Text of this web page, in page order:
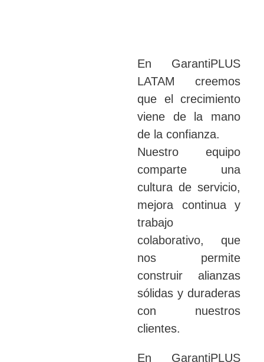
En GarantiPLUS
LATAM creemos
que el crecimiento
viene de la mano
de la confianza.
Nuestro equipo
comparte una
cultura de servicio,
mejora continua y
trabajo
colaborativo, que
nos permite
construir alianzas
sólidas y duraderas
con nuestros
clientes.
En GarantiPLUS